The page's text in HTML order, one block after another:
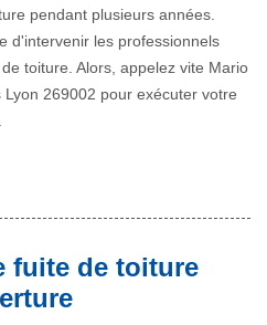
pendant plusieurs années.
d'intervenir les professionnels
toiture. Alors, appelez vite Mario
269002 pour exécuter votre
fuite de toiture